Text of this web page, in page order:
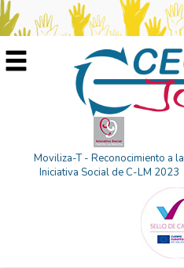
Moviliza-T - Reconocimiento a la
Iniciativa Social de C-LM 2023